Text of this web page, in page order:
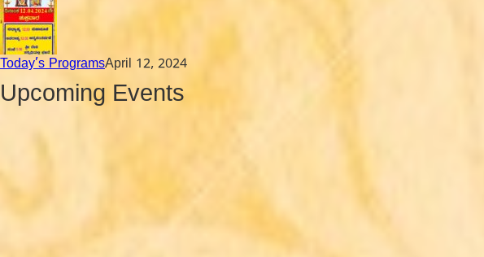
Today’s ProgramsApril 12, 2024
Upcoming Events